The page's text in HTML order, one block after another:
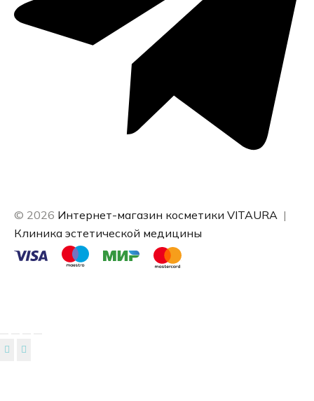
© 2026 Интернет-магазин косметики VITAURA |
Клиника эстетической медицины